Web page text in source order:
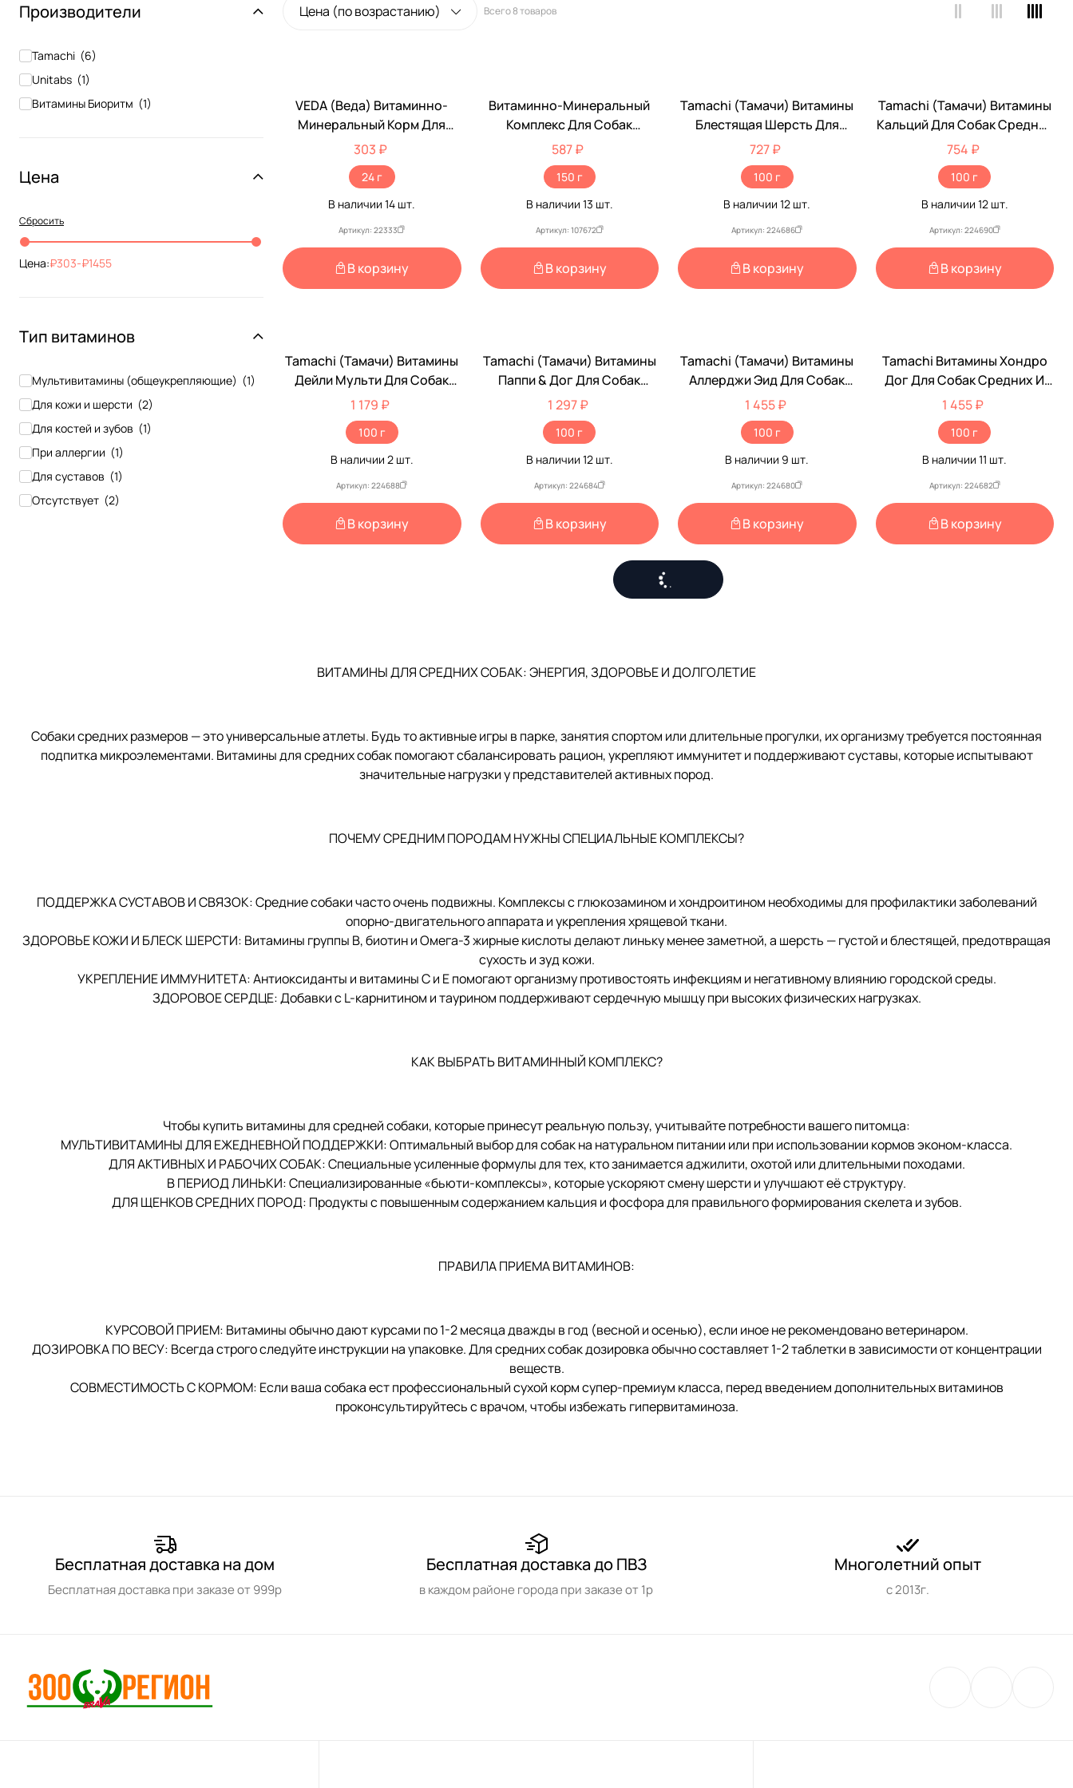
Производители
Tamachi (6)
Unitabs (1)
Витамины Биоритм (1)
Цена
Сбросить
Цена: 303- 1455
Тип витаминов
Мультивитамины (общеукрепляющие) (1)
Для кожи и шерсти (2)
Для костей и зубов (1)
При аллергии (1)
Для суставов (1)
Отсутствует (2)
Цена (по возрастанию) Всего8 товаров
VEDA (Веда) Витаминно-
Минеральный Корм Для
Собак Средних Пород
Биоритм 48таб
303 ₽
24 г
В наличии14 шт.
Артикул: 22333
В корзину
Витаминно-Минеральный
Комплекс Для Собак
Крупных Пород Unitabs
(Юнитабс) BrewersComplexс
Для Кожи И Шерсти 100таб
U202
587 ₽
150 г
В наличии 13 шт.
Артикул: 107672
В корзину
Tamachi (Тамачи) Витамины
Блестящая Шерсть Для
Собак Средних И Крупных
Пород 100т T718
727 ₽
100 г
В наличии12 шт.
Артикул: 224686
В корзину
Tamachi (Тамачи) Витамины
Кальций Для Собак Средних
И Крупных Пород 100т T722
754 ₽
100 г
В наличии 12шт.
Артикул: 224690
В корзину
Tamachi (Тамачи) Витамины
Дейли Мульти Для Собак
Средних И Крупных Пород
100т
1 179 ₽
100 г
В наличии 2шт.
Артикул: 224688
В корзину
Tamachi (Тамачи) Витамины
Паппи & Дог Для Собак
Средних И Крупных Пород
100т T716
1 297 ₽
100 г
В наличии 12шт.
Артикул: 224684
В корзину
Tamachi (Тамачи) Витамины
Аллерджи Эид Для Собак
Средних И Крупных Пород
100т T712
1 455 ₽
100 г
В наличии 9 шт.
Артикул: 224680
В корзину
Tamachi Витамины Хондро
Дог Для Собак Средних И
Крупных Пород 100т T714
1 455 ₽
100 г
В наличии11 шт.
Артикул: 224682
В корзину
ВИТАМИНЫ ДЛЯ СРЕДНИХ СОБАК: ЭНЕРГИЯ, ЗДОРОВЬЕ И ДОЛГОЛЕТИЕ
Собаки средних размеров — это универсальные атлеты. Будь то активные игры в парке, занятия спортом или длительные прогулки, их организму требуется постоянная
подпитка микроэлементами. Витамины для средних собак помогают сбалансировать рацион, укрепляют иммунитет и поддерживают суставы, которые испытывают
значительные нагрузки у представителей активных пород.
ПОЧЕМУ СРЕДНИМ ПОРОДАМ НУЖНЫ СПЕЦИАЛЬНЫЕ КОМПЛЕКСЫ?
ПОДДЕРЖКА СУСТАВОВ И СВЯЗОК: Средние собаки часто очень подвижны. Комплексы с глюкозамином и хондроитином необходимы для профилактики заболеваний
опорно-двигательного аппарата и укрепления хрящевой ткани.
ЗДОРОВЬЕ КОЖИ И БЛЕСК ШЕРСТИ: Витамины группы B, биотин и Омега-3 жирные кислоты делают линьку менее заметной, а шерсть — густой и блестящей, предотвращая
сухость и зуд кожи.
УКРЕПЛЕНИЕ ИММУНИТЕТА: Антиоксиданты и витамины C и E помогают организму противостоять инфекциям и негативному влиянию городской среды.
ЗДОРОВОЕ СЕРДЦЕ: Добавки с L-карнитином и таурином поддерживают сердечную мышцу при высоких физических нагрузках.
КАК ВЫБРАТЬ ВИТАМИННЫЙ КОМПЛЕКС?
Чтобы купить витамины для средней собаки, которые принесут реальную пользу, учитывайте потребности вашего питомца:
МУЛЬТИВИТАМИНЫ ДЛЯ ЕЖЕДНЕВНОЙ ПОДДЕРЖКИ: Оптимальный выбор для собак на натуральном питании или при использовании кормов эконом-класса.
ДЛЯ АКТИВНЫХ И РАБОЧИХ СОБАК: Специальные усиленные формулы для тех, кто занимается аджилити, охотой или длительными походами.
В ПЕРИОД ЛИНЬКИ: Специализированные «бьюти-комплексы», которые ускоряют смену шерсти и улучшают её структуру.
ДЛЯ ЩЕНКОВ СРЕДНИХ ПОРОД: Продукты с повышенным содержанием кальция и фосфора для правильного формирования скелета и зубов.
ПРАВИЛА ПРИЕМА ВИТАМИНОВ:
КУРСОВОЙ ПРИЕМ: Витамины обычно дают курсами по 1-2 месяца дважды в год (весной и осенью), если иное не рекомендовано ветеринаром.
ДОЗИРОВКА ПО ВЕСУ: Всегда строго следуйте инструкции на упаковке. Для средних собак дозировка обычно составляет 1-2 таблетки в зависимости от концентрации
веществ.
СОВМЕСТИМОСТЬ С КОРМОМ: Если ваша собака ест профессиональный сухой корм супер-премиум класса, перед введением дополнительных витаминов
проконсультируйтесь с врачом, чтобы избежать гипервитаминоза.
Бесплатная доставка на дом
Бесплатная доставка при заказе от 999р
Бесплатная доставка до ПВЗ
в каждом районе города при заказе от 1р
Многолетний опыт
с 2013г.